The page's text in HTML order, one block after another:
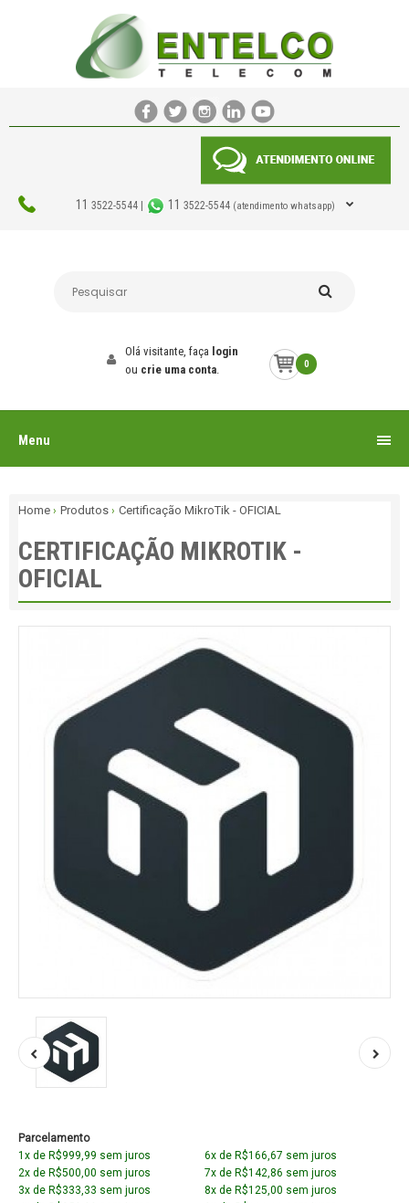
11 3522-5544 | 11 3522-5544 (atendimento whatsapp)
0
Olá visitante, faça login
ou crie uma conta.
Menu
Home Produtos Certificação MikroTik - OFICIAL
CERTIFICAÇÃO MIKROTIK -
OFICIAL
Parcelamento
1x de R$999,99 sem juros
2x de R$500,00 sem juros
3x de R$333,33 sem juros
6x de R$166,67 sem juros
7x de R$142,86 sem juros
8x de R$125,00 sem juros